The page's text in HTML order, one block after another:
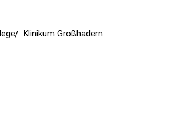
Klinikum Großhadern